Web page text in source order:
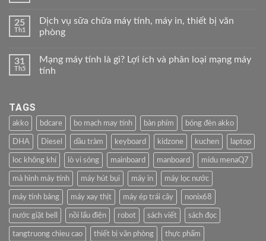
25
Th1
Dịch vụ sữa chữa máy tính, máy in, thiết bị văn
phòng
31
Th5
Mạng máy tính là gì? Lợi ích và phân loại mạng máy
tính
TAGS
akko bdcare bo mạch may tính bàn phím bóng đèn akko
DHA Diesel dầu tràm keyboard kidzone kuchen laptop
loc không khí lò vi sóng mainboard manboard midu menaQ7
mà hình máy tính máy hút bụi máy in máy lọc nước
máy tính bảng máy xay thịt máy ép trái cây nonix68
nước giặt bell nồi lẩu điện robot sách viết sách đọc
tangtruong chieu cao thiết bị văn phòng thực phẩm